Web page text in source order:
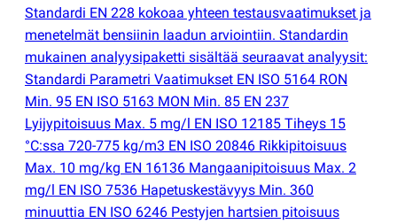
Standardi EN 228 kokoaa yhteen testausvaatimukset ja
menetelmät bensiinin laadun arviointiin. Standardin
mukainen analyysipaketti sisältää seuraavat analyysit:
Standardi Parametri Vaatimukset EN ISO 5164 RON
Min. 95 EN ISO 5163 MON Min. 85 EN 237
Lyijypitoisuus Max. 5 mg/l EN ISO 12185 Tiheys 15
°C:ssa 720-775 kg/m3 EN ISO 20846 Rikkipitoisuus
Max. 10 mg/kg EN 16136 Mangaanipitoisuus Max. 2
mg/l EN ISO 7536 Hapetuskestävyys Min. 360
minuuttia EN ISO 6246 Pestyjen hartsien pitoisuus